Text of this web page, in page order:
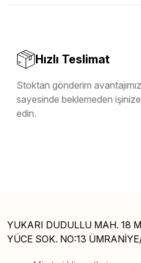
Hızlı Teslimat
Stoktan gönderim avantajımız
sayesinde beklemeden
edin.
YUKARI DUDULLU MAH. 18
YÜCE SOK. NO:13